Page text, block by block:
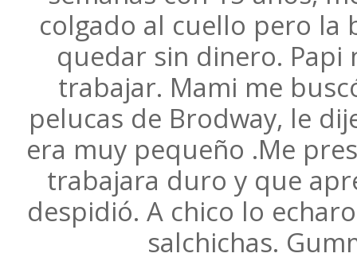
colgado al cuello pero la
quedar sin dinero.
trabajar. Mami me
pelucas de Brodway, le
era muy pequeño .Me
trabajara duro y que
despidió. A chico lo
salchichas.